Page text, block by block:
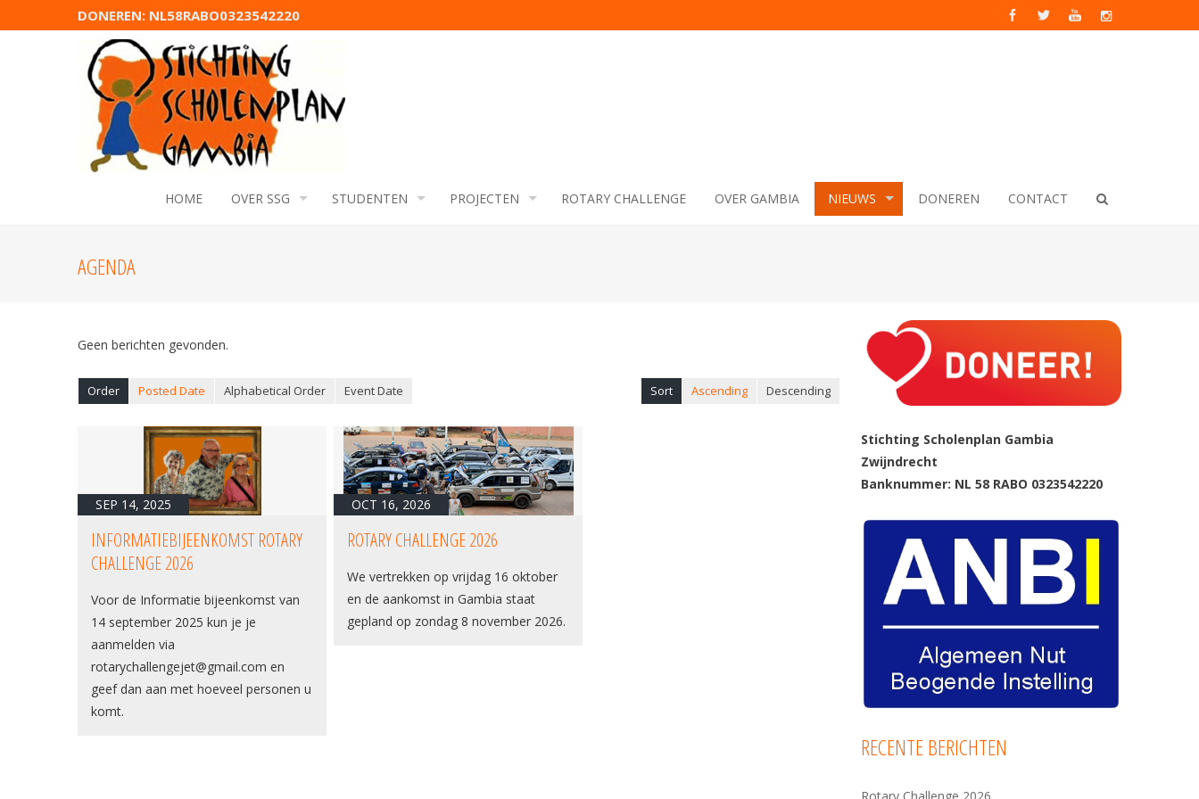
DONEREN: NL58RABO0323542220
HOME OVER SSG STUDENTEN PROJECTEN ROTARY CHALLENGE OVER GAMBIA NIEUWS DONEREN CONTACT
AGENDA
Geen berichten gevonden.
Order Posted Date Alphabetical Order Event Date Sort Ascending Descending
SEP 14, 2025
INFORMATIEBIJEENKOMST ROTARY
CHALLENGE 2026
Voor de Informatie bijeenkomst van
14 september 2025 kun je je
aanmelden via
rotarychallengejet@gmail.com en
geef dan aan met hoeveel personen u
komt.
OCT 16, 2026
ROTARY CHALLENGE 2026
We vertrekken op vrijdag 16 oktober
en de aankomst in Gambia staat
gepland op zondag 8 november 2026.
Stichting Scholenplan Gambia
Zwijndrecht
Banknummer: NL 58 RABO 0323542220
RECENTE BERICHTEN